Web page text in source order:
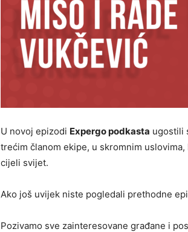
U novoj epizodi Expergo podkasta ugostili
trećim članom ekipe, u skromnim
cijeli svijet.
Ako još uvijek niste pogledali prethodne
Pozivamo sve zainteresovane građane i